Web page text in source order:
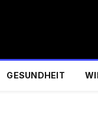
GESUNDHEIT